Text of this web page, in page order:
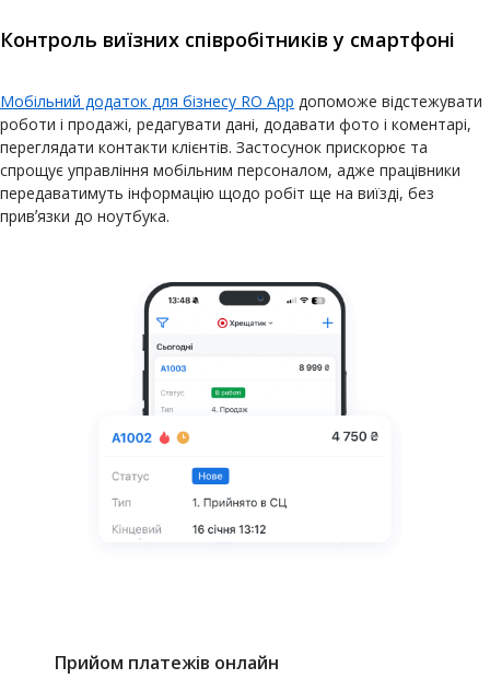
Контроль виїзних співробітників у смартфоні
Мобільний додаток для бізнесу RO App допоможе відстежувати
роботи і продажі, редагувати дані, додавати фото і коментарі,
переглядати контакти клієнтів. Застосунок прискорює та
спрощує управління мобільним персоналом, адже працівники
передаватимуть інформацію щодо робіт ще на виїзді, без
привʼязки до ноутбука.
Прийом платежів онлайн